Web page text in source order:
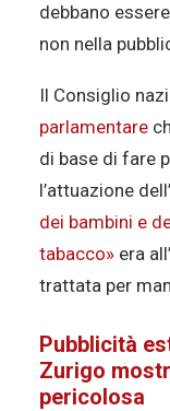
debbano
non nella
Il Consiglio
parlamentare
di base di fare
l’attuazione
dei bambini e
tabacco» era
trattata per
Pubblicità
Zurigo
pericolosa